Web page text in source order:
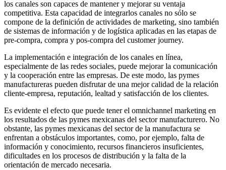
los canales son capaces de mantener y mejorar su ventaja
competitiva. Esta capacidad de integrarlos canales no sólo se
compone de la definición de actividades de marketing, sino también
de sistemas de información y de logística aplicadas en las etapas de
pre-compra, compra y pos-compra del customer journey.
La implementación e integración de los canales en línea,
especialmente de las redes sociales, puede mejorar la comunicación
y la cooperación entre las empresas. De este modo, las pymes
manufactureras pueden disfrutar de una mejor calidad de la relación
cliente-empresa, reputación, lealtad y satisfacción de los clientes.
Es evidente el efecto que puede tener el omnichannel marketing en
los resultados de las pymes mexicanas del sector manufacturero. No
obstante, las pymes mexicanas del sector de la manufactura se
enfrentan a obstáculos importantes, como, por ejemplo, falta de
información y conocimiento, recursos financieros insuficientes,
dificultades en los procesos de distribución y la falta de la
orientación de mercado necesaria.